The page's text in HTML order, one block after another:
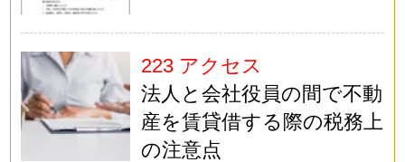
223 アクセス
法人と会社役員の間で不動
産を賃貸借する際の税務上
の注意点